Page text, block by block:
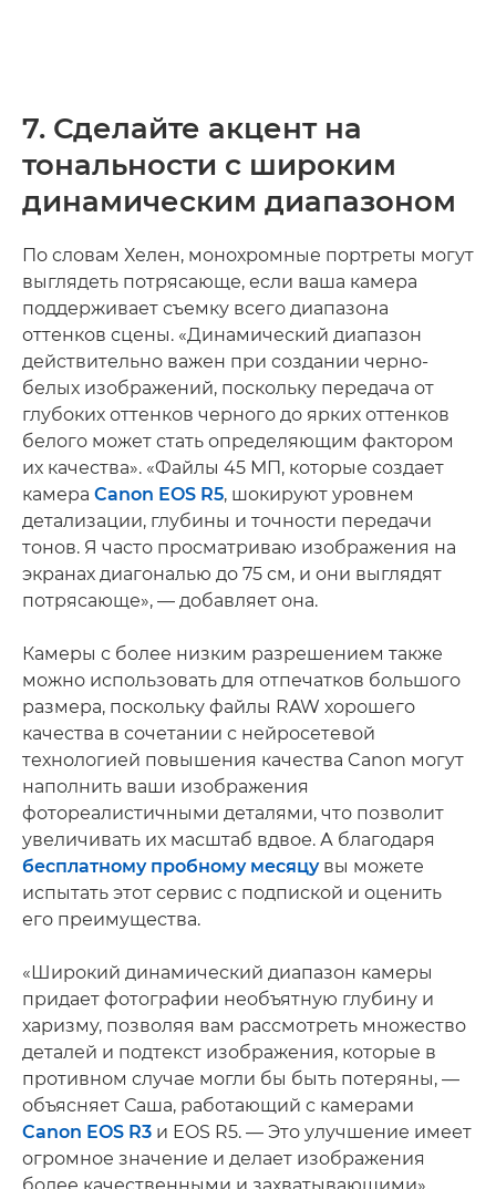
7. Сделайте акцент на
тональности с широким
динамическим диапазоном
По словам Хелен, монохромные портреты могут
выглядеть потрясающе, если ваша камера
поддерживает съемку всего диапазона
оттенков сцены. «Динамический диапазон
действительно важен при создании черно-
белых изображений, поскольку передача от
глубоких оттенков черного до ярких оттенков
белого может стать определяющим фактором
их качества». «Файлы 45 МП, которые создает
камера Canon EOS R5, шокируют уровнем
детализации, глубины и точности передачи
тонов. Я часто просматриваю изображения на
экранах диагональю до 75 см, и они выглядят
потрясающе», — добавляет она.
Камеры с более низким разрешением также
можно использовать для отпечатков большого
размера, поскольку файлы RAW хорошего
качества в сочетании с нейросетевой
технологией повышения качества Canon могут
наполнить ваши изображения
фотореалистичными деталями, что позволит
увеличивать их масштаб вдвое. А благодаря
бесплатному пробному месяцувы можете
испытать этот сервис с подпиской и оценить
его преимущества.
«Широкий динамический диапазон камеры
придает фотографии необъятную глубину и
харизму, позволяя вам рассмотреть множество
деталей и подтекст изображения, которые в
противном случае могли бы быть потеряны, —
объясняет Саша, работающий с камерами
Canon EOS R3 и EOS R5. — Это улучшение имеет
огромное значение и делает изображения
более качественными и захватывающими».